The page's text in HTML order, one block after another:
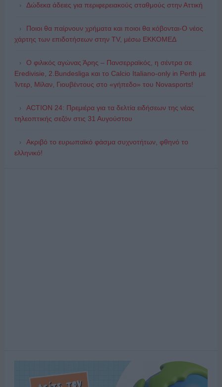
Δώδεκα άδειες για περιφερειακούς σταθμούς στην Αττική
Ποιοι θα παίρνουν χρήματα και ποιοι θα κόβονται-Ο νέος
χάρτης των επιδοτήσεων στην TV, μέσω ΕΚΚΟΜΕΔ
Ο φιλικός αγώνας Άρης – Πανσερραϊκός, η σέντρα σε
Eredivisie, 2.Bundesliga και το Calcio Italiano-only in Perth με
Ίντερ, Μίλαν, Γιουβέντους στο «γήπεδο» του Novasports!
ACTION 24: Πρεμιέρα για τα δελτία ειδήσεων της νέας
τηλεοπτικής σεζόν στις 31 Αυγούστου
Ακριβό το ευρωπαϊκό φάσμα συχνοτήτων, φθηνό το
ελληνικό!